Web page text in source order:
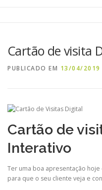
Cartão de visita
PUBLICADO EM 13/04/2019
Cartão de
Interativo
Ter uma boa apresentação
para que o seu cliente veja e